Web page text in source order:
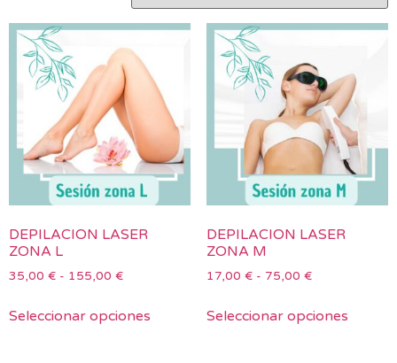
DEPILACION LASER
ZONA L
35,00 € - 155,00 €
Seleccionar opciones
DEPILACION LASER
ZONA M
17,00 € - 75,00 €
Seleccionar opciones